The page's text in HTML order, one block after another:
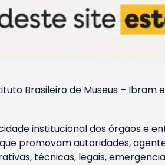
Brasileiro de Museus –
institucional dos órgãos e
promovam autoridades,
técnicas, legais,